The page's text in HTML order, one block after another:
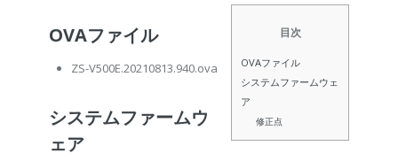
目次
OVAファイル
システムファームウェ
ア
修正点
OVAファイル
ZS-V500E.20210813.940.ova
システムファームウ
ェア